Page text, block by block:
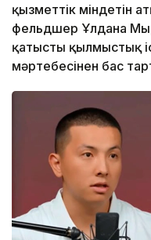
қызметтік міндетін
фельдшер Ұлдана
қатысты қылмыстық
мәртебесінен бас